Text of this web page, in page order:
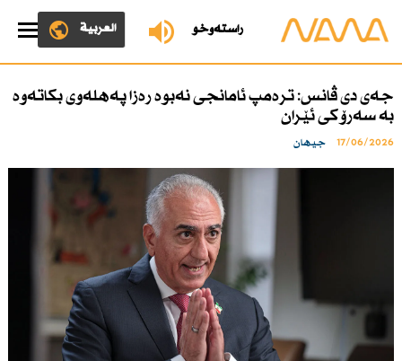
ڕاستەوخۆ العربية
جەی دی ڤانس: ترەمپ ئامانجی نەبوە رەزا پەهلەوی بكاتەوە
بە سەرۆكی ئێران
17/06/2026 جیهان